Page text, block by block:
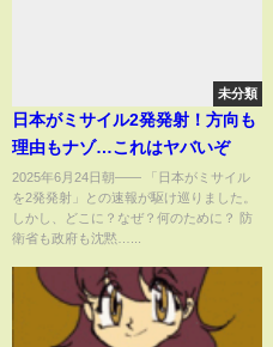
未分類
日本がミサイル2発発射！方向も
理由もナゾ…これはヤバいぞ
2025年6月24日朝―― 「日本がミサイル
を2発発射」との速報が駆け巡りました。
しかし、どこに？なぜ？何のために？ 防
衛省も政府も沈黙…...